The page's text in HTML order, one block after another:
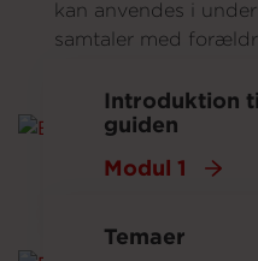
kan anvendes i
samtaler med
Introduktion
guiden
Modul 1
Temaer